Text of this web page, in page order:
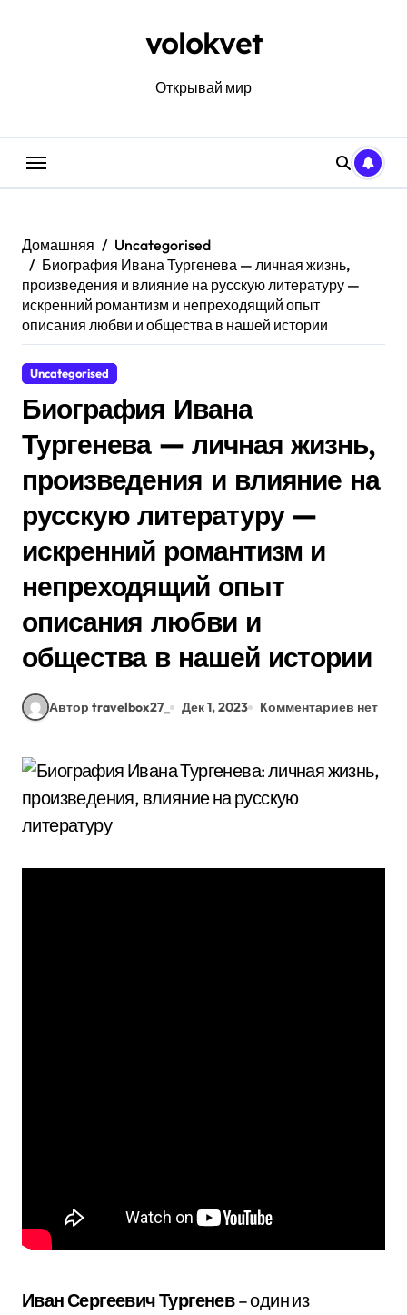
volokvet
Открывай мир
Домашняя
Uncategorised
Биография Ивана Тургенева — личная жизнь,
произведения и влияние на русскую литературу —
искренний романтизм и непреходящий опыт
описания любви и общества в нашей истории
Uncategorised
Биография Ивана
Тургенева — личная жизнь,
произведения и влияние на
русскую литературу —
искренний романтизм и
непреходящий опыт
описания любви и
общества в нашей истории
Автор travelbox27_ Дек 1, 2023 Комментариев нет
Иван Сергеевич Тургенев– один из